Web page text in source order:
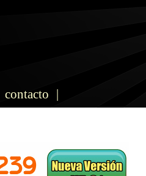
contacto |